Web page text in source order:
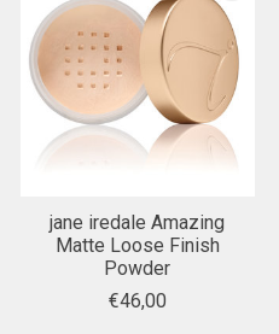
jane iredale Amazing
Matte Loose Finish
Powder
€46,00